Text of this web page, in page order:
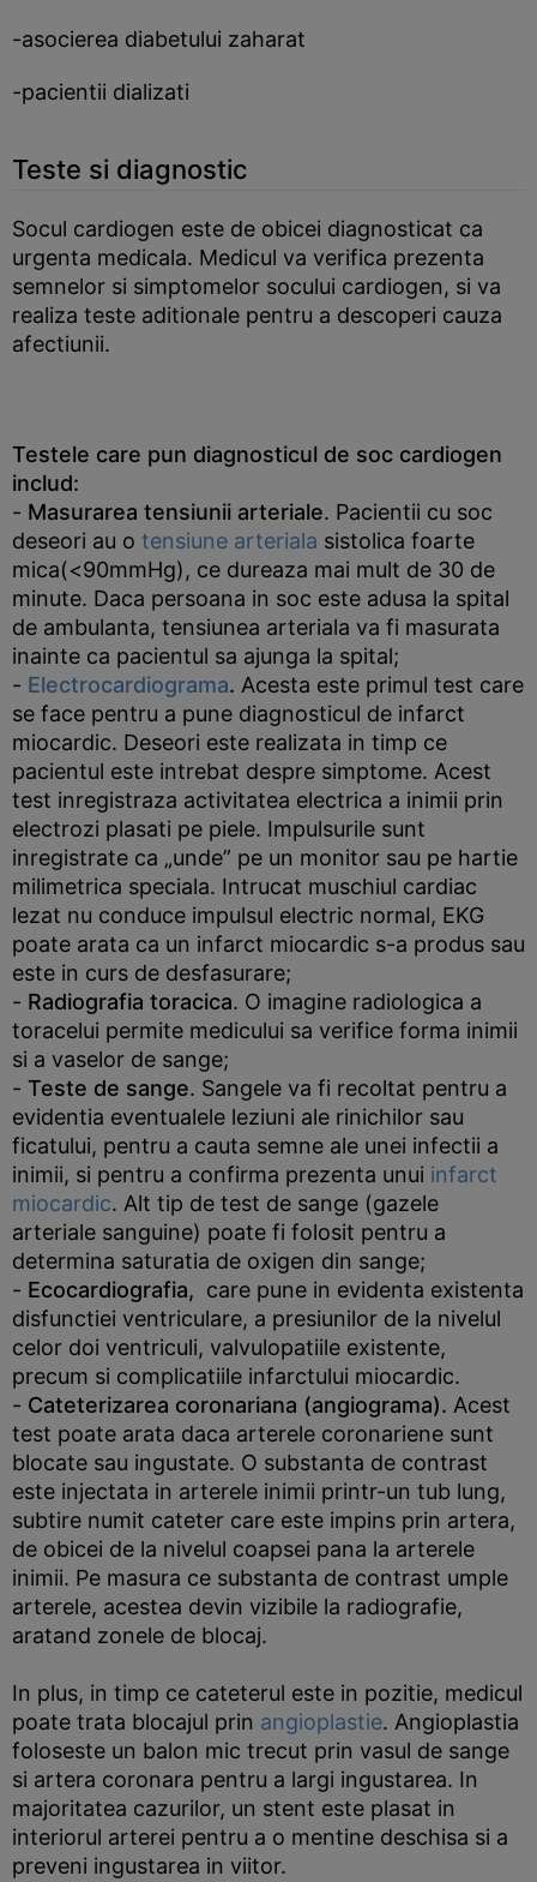
-asocierea diabetului zaharat
-pacientii dializati
Teste si diagnostic
Socul cardiogen este de obicei diagnosticat ca
urgenta medicala. Medicul va verifica prezenta
semnelor si simptomelor socului cardiogen, si va
realiza teste aditionale pentru a descoperi cauza
afectiunii.
Testele care pun diagnosticul de soc cardiogen
includ:
- Masurarea tensiunii arteriale. Pacientii cu soc
deseori au o tensiune arteriala sistolica foarte
mica(<90mmHg), ce dureaza mai mult de 30 de
minute. Daca persoana in soc este adusa la spital
de ambulanta, tensiunea arteriala va fi masurata
inainte ca pacientul sa ajunga la spital;
- Electrocardiograma. Acesta este primul test care
se face pentru a pune diagnosticul de infarct
miocardic. Deseori este realizata in timp ce
pacientul este intrebat despre simptome. Acest
test inregistraza activitatea electrica a inimii prin
electrozi plasati pe piele. Impulsurile sunt
inregistrate ca „unde” pe un monitor sau pe hartie
milimetrica speciala. Intrucat muschiul cardiac
lezat nu conduce impulsul electric normal, EKG
poate arata ca un infarct miocardic s-a produs sau
este in curs de desfasurare;
- Radiografia toracica. O imagine radiologica a
toracelui permite medicului sa verifice forma inimii
si a vaselor de sange;
- Teste de sange. Sangele va fi recoltat pentru a
evidentia eventualele leziuni ale rinichilor sau
ficatului, pentru a cauta semne ale unei infectii a
inimii, si pentru a confirma prezenta unui infarct
miocardic. Alt tip de test de sange (gazele
arteriale sanguine) poate fi folosit pentru a
determina saturatia de oxigen din sange;
- Ecocardiografia, care pune in evidenta existenta
disfunctiei ventriculare, a presiunilor de la nivelul
celor doi ventriculi, valvulopatiile existente,
precum si complicatiile infarctului miocardic.
- Cateterizarea coronariana (angiograma). Acest
test poate arata daca arterele coronariene sunt
blocate sau ingustate. O substanta de contrast
este injectata in arterele inimii printr-un tub lung,
subtire numit cateter care este impins prin artera,
de obicei de la nivelul coapsei pana la arterele
inimii. Pe masura ce substanta de contrast umple
arterele, acestea devin vizibile la radiografie,
aratand zonele de blocaj.
In plus, in timp ce cateterul este in pozitie, medicul
poate trata blocajul prin angioplastie. Angioplastia
foloseste un balon mic trecut prin vasul de sange
si artera coronara pentru a largi ingustarea. In
majoritatea cazurilor, un stent este plasat in
interiorul arterei pentru a o mentine deschisa si a
preveni ingustarea in viitor.